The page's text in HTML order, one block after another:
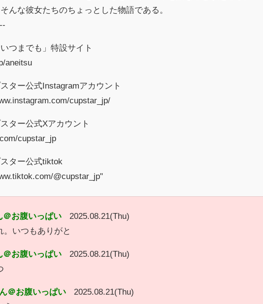
んな彼女たちのちょっとした物語である。
つまでも」特設サイト
aneitsu
ター公式Instagramアカウント
cupstar_jp/
ター公式Xアカウント
cupstar_jp
ター公式tiktok
@cupstar_jp"
＠お腹いっぱい
2025.08.21(Thu)
。いつもありがと
＠お腹いっぱい
2025.08.21(Thu)
＠お腹いっぱい
2025.08.21(Thu)